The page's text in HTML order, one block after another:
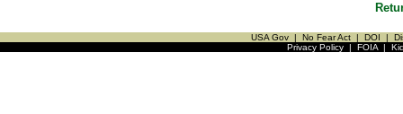
USA Gov | No Fear Act | DOI |
Privacy Policy| FOIA|